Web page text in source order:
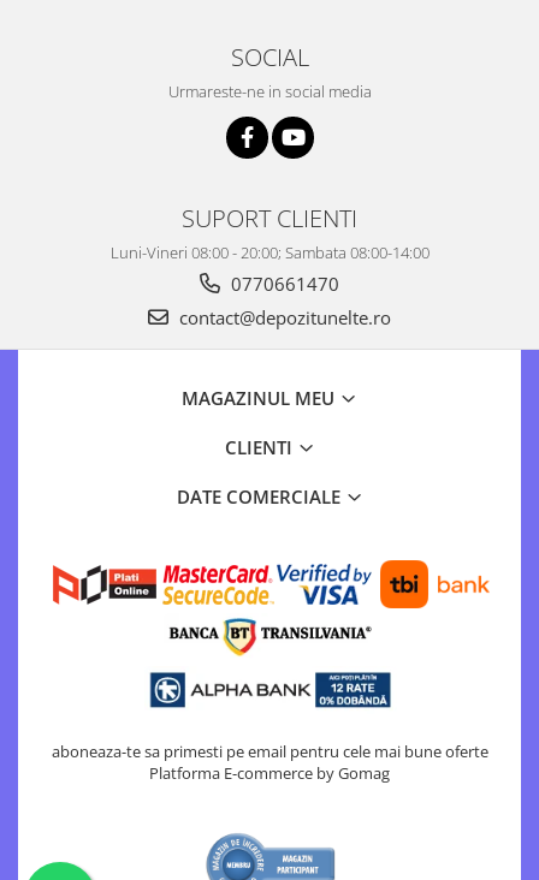
SOCIAL
Urmareste-ne in social media
SUPORT CLIENTI
Luni-Vineri 08:00 - 20:00; Sambata 08:00-14:00
0770661470
contact@depozitunelte.ro
MAGAZINUL MEU
CLIENTI
DATE COMERCIALE
aboneaza-te sa primesti pe email pentru cele mai bune oferte
Platforma E-commerce by Gomag